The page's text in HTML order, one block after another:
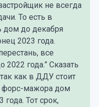
не всегда
То есть в
дом до декабря
2023 года.
все
2022 года.” Сказать
как в ДДУ стоит
форс-мажора дом
года. Тот срок,